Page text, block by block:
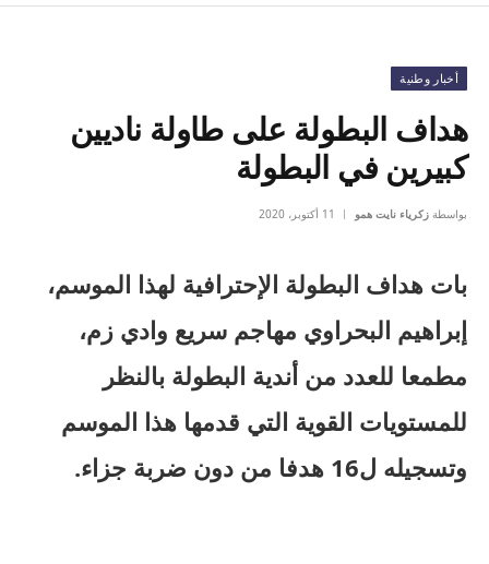
أخبار وطنية
هداف البطولة على طاولة ناديين
كبيرين في البطولة
بواسطة زكرياء نايت همو 11 أكتوبر، 2020
بات هداف البطولة الإحترافية لهذا الموسم،
إبراهيم البحراوي مهاجم سريع وادي زم،
مطمعا للعدد من أندية البطولة بالنظر
للمستويات القوية التي قدمها هذا الموسم
وتسجيله ل16 هدفا من دون ضربة جزاء.